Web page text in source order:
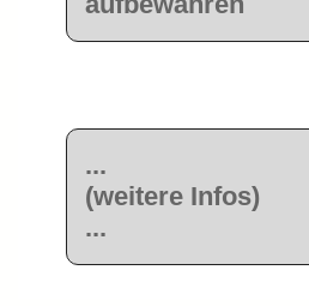
...
(weitere Infos)
...